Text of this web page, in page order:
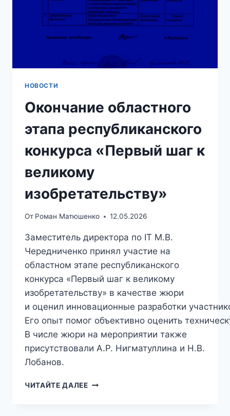
НОВОСТИ
Окончание областного
этапа республиканского
конкурса «Первый шаг к
великому
изобретательству»
От Роман Матюшенко 12.05.2026
Заместитель директора по IT М.В.
Чередниченко принял участие на
областном этапе республиканского
конкурса «Первый шаг к великому
изобретательству» в качестве жюри
и оценил инновационные разработки
Его опыт помог объективно оценить
В числе жюри на мероприятии также
присутствовали А.Р. Нигматуллина и Н.В.
Лобанов.
ЧИТАЙТЕ ДАЛЕЕ